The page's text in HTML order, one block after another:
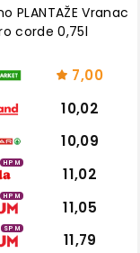
PLANTAŽE Vranac
corde 0,75l
7,00
10,02
10,09
HPM
11,02
HPM
11,05
SPM
11,79